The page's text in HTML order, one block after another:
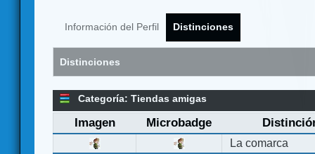
Información del Perfil Distinciones
Distinciones
Categoría: Tiendas amigas
Imagen Microbadge
La comarca